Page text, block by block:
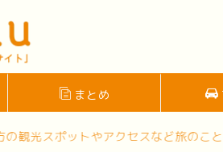
まとめ
やアクセスなど旅のことをはじめ、